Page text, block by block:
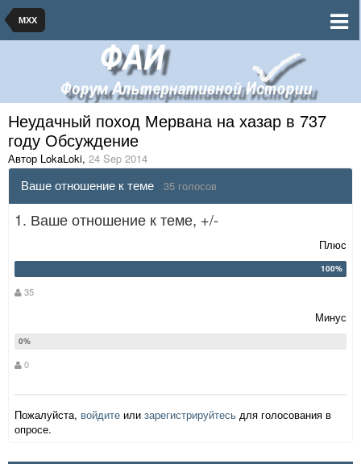
МХХ
Неудачный поход Мервана на хазар в 737
году Обсуждение
Автор LokaLoki, 24 Sep 2014
Ваше отношение к теме 35 голосов
1. Ваше отношение к теме, +/-
Плюс
35
Минус
0
Пожалуйста, войдите или зарегистрируйтесь для голосования в
опросе.